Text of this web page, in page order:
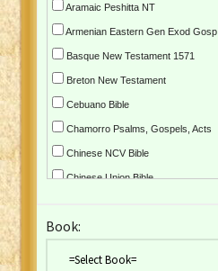
Aramaic Peshitta NT
Armenian Eastern Gen Exod Gosp
Basque New Testament 1571
Breton New Testament
Cebuano Bible
Chamorro Psalms, Gospels, Acts
Chinese NCV Bible
Chinese Union Bible
Czech Kralicka Bible
Book: